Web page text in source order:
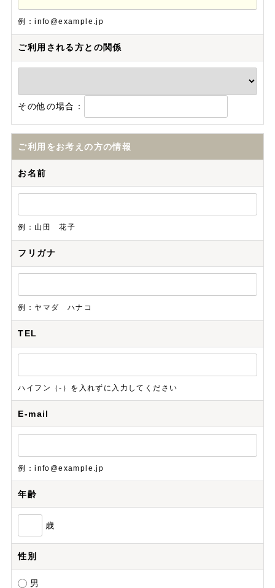
例：info@example.jp
ご利用される方との関係
その他の場合：
ご利用をお考えの方の情報
お名前
例：山田 花子
フリガナ
例：ヤマダ ハナコ
TEL
ハイフン（-）を入れずに入力してください
E-mail
例：info@example.jp
年齢
歳
性別
男